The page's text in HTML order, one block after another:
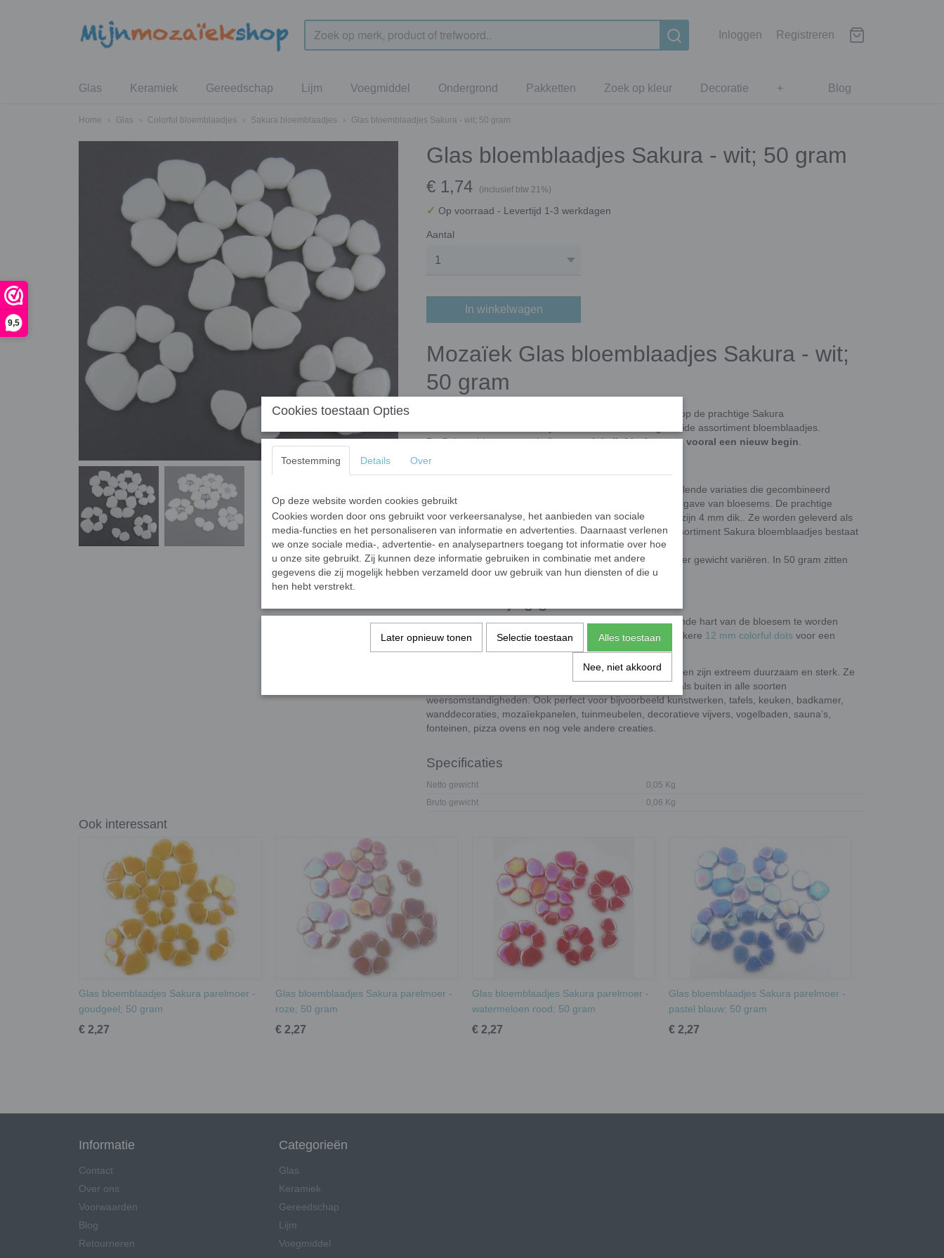
9,5
Inloggen Registreren
Blog
Glas Keramiek Gereedschap Lijm Voegmiddel Ondergrond Pakketten Zoek op kleur Decoratie +
Home › Glas › Colorful bloemblaadjes › Sakura bloemblaadjes › Glas bloemblaadjes Sakura - wit; 50 gram
Glas bloemblaadjes Sakura - wit; 50 gram
€ 1,74 (inclusief btw 21%)
✓ Op voorraad - Levertijd 1-3 werkdagen
Aantal
In winkelwagen
Mozaïek Glas bloemblaadjes Sakura - wit;
50 gram
De collectie Sakura glas bloemblaadjes zijn geïnspireerd op de prachtige Sakura
kersenbloesembomen en zijn onderdeel van ons uitgebreide assortiment bloemblaadjes.
De Sakura-bloemen symboliserengeluk, liefde, lente en vooral een nieuw begin
Afmetingen en aantallen
De Sakura bloemblaadjes zijn vrij van vorm met 9 verschillende variaties die gecombineerd
kunnen worden tot een duizelingwekkend natuurlijke weergave van bloesems. De prachtige
Sakura bloemblaadjes variëren van 11 mm tot 20 mm en zijn 4 mm dik.. Ze worden geleverd als
een mix van verschillende vormen en afmetingen. Het assortiment Sakura bloemblaadjes bestaat
uit vele prachtige fleurige kleuren.
Doordat de afmetingen variëren zal het aantal steentjes per gewicht variëren. In 50 gram zitten
ongeveer 33 bloemblaadjes.
De Sakura bloemblaadjes zijn ontworpen om rond een ronde hart van de bloesem te worden
geplaatst zoals onze8 mm mini colorful dotsof de iets dikkere 12 mm colorful dots voor een
prachtige bloemen hart.
De bloemblaadjes zijn 100% water, UV en vorstbestendig en zijn extreem duurzaam en sterk. Ze
zijn te gebruiken in mozaïekprojecten voor zowel binnen als buiten in alle soorten
weersomstandigheden. Ook perfect voor bijvoorbeeld kunstwerken, tafels, keuken, badkamer,
wanddecoraties, mozaïekpanelen, tuinmeubelen, decoratieve vijvers, vogelbaden, sauna’s,
fonteinen, pizza ovens en nog vele andere creaties.
Specificaties
Netto gewicht
0,05 Kg
Bruto gewicht
0,06 Kg
Ook interessant
Glas bloemblaadjes Sakura parelmoer -
goudgeel; 50 gram
€ 2,27
Glas bloemblaadjes Sakura parelmoer -
roze; 50 gram
€ 2,27
Glas bloemblaadjes Sakura parelmoer -
watermeloen rood; 50 gram
€ 2,27
Glas bloemblaadjes Sakura parelmoer -
pastel blauw; 50 gram
€ 2,27
Informatie
Contact
Over ons
Voorwaarden
Blog
Retourneren
Categorieën
Glas
Keramiek
Gereedschap
Lijm
Voegmiddel
Cookies toestaan Opties
Toestemming Details Over
Op deze website worden cookies gebruikt
Cookies worden door ons gebruikt voor verkeersanalyse, het aanbieden van sociale
media-functies en het personaliseren van informatie en advertenties. Daarnaast verlenen
we onze sociale media-, advertentie- en analysepartners toegang tot informatie over hoe
u onze site gebruikt. Zij kunnen deze informatie gebruiken in combinatie met andere
gegevens die zij mogelijk hebben verzameld door uw gebruik van hun diensten of die u
hen hebt verstrekt.
Later opnieuw tonen Selectie toestaan Alles toestaan
Nee, niet akkoord